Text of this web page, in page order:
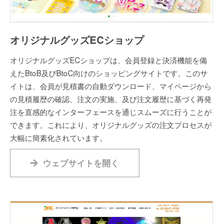
オリジナルグッズECショップ
オリジナルグッズECショップは、会員登録と決済機能を備
えたBtoB及びBtoC向けのショッピングサイトです。このサ
イトは、会員が見積書の自動ダウンロード、マイページから
の見積履歴の確認、注文の実施、及び注文履歴に基づく再発
注を直感的なインターフェースを通じスムーズに行うことが
できます。これにより、オリジナルグッズの注文プロセスが
大幅に簡素化されています。
ウェブサイトを開く